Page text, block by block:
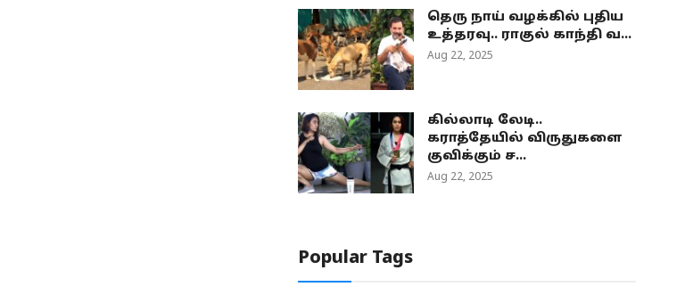
தெரு நாய் வழக்கில் புதிய
உத்தரவு.. ராகுல் காந்தி வ...
Aug 22, 2025
கில்லாடி லேடி..
கராத்தேயில் விருதுகளை
குவிக்கும் ச...
Aug 22, 2025
Popular Tags